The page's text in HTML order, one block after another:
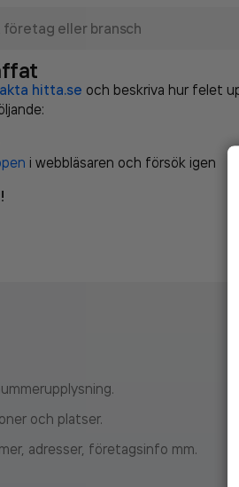
hitta.se och beskriva hur felet
i webbläsaren och försök igen
och platser.
adresser, företagsinfo mm.